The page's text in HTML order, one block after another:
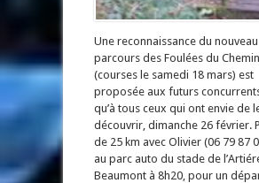
Une reconnaissance du nouveau
parcours des Foulées du
(courses le samedi 18 mars) est
proposée aux futurs
qu’à tous ceux qui ont envie de
découvrir, dimanche 26 février.
de 25 km avec Olivier (06 79 87
au parc auto du stade de
Beaumont à 8h20, pour un